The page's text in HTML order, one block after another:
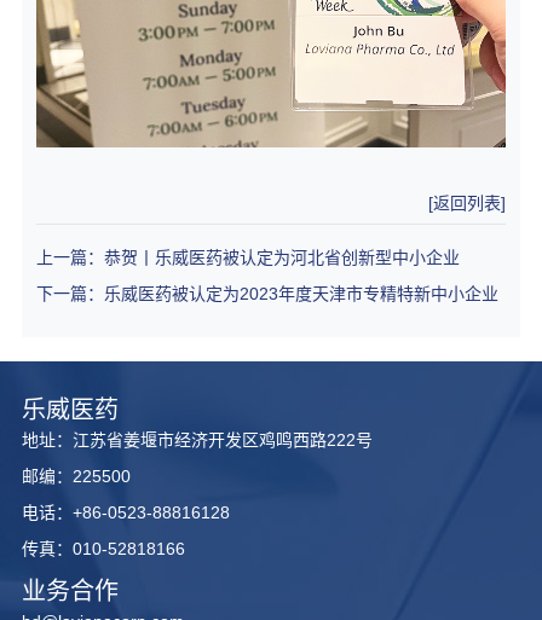
[返回列表]
上一篇：恭贺丨乐威医药被认定为河北省创新型中小企业
下一篇：乐威医药被认定为2023年度天津市专精特新中小企业
乐威医药
地址：江苏省姜堰市经济开发区鸡鸣西路222号
邮编：225500
电话：+86-0523-88816128
传真：010-52818166
业务合作